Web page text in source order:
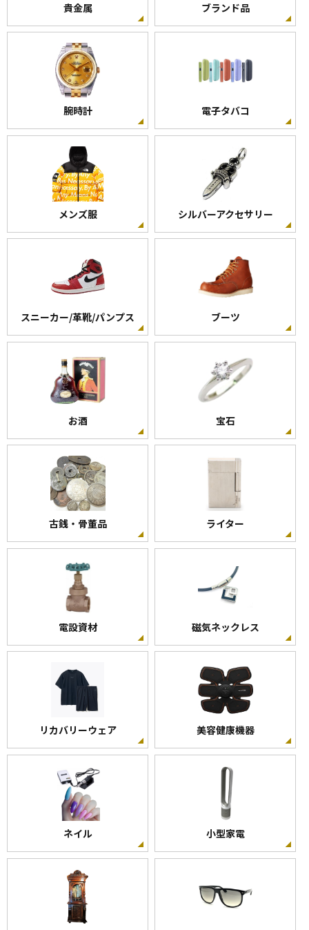
貴金属 ブランド品
腕時計 電子タバコ
メンズ服 シルバーアクセサリー
スニーカー/革靴/パンプス ブーツ
お酒 宝石
古銭・骨董品 ライター
電設資材 磁気ネックレス
リカバリーウェア 美容健康機器
ネイル 小型家電